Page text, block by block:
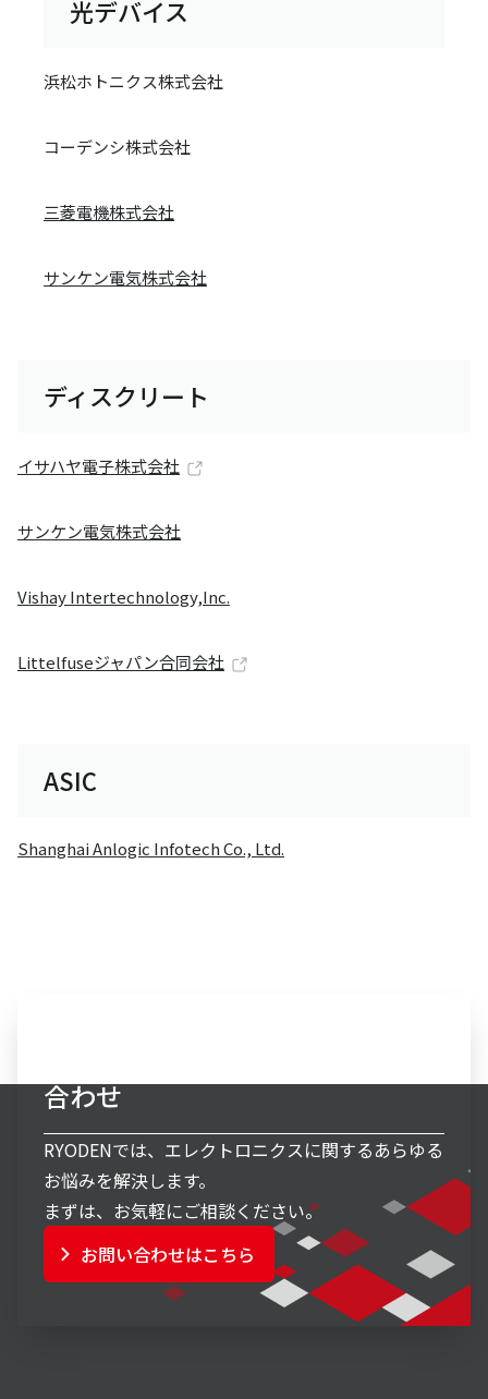
光デバイス
浜松ホトニクス株式会社
コーデンシ株式会社
三菱電機株式会社
サンケン電気株式会社
ディスクリート
イサハヤ電子株式会社
サンケン電気株式会社
Vishay Intertechnology,Inc.
Littelfuseジャパン合同会社
ASIC
Shanghai Anlogic Infotech Co., Ltd.
合わせ
RYODENでは、エレクトロニクスに関するあらゆる
お悩みを解決します。
まずは、お気軽にご相談ください。
お問い合わせはこちら